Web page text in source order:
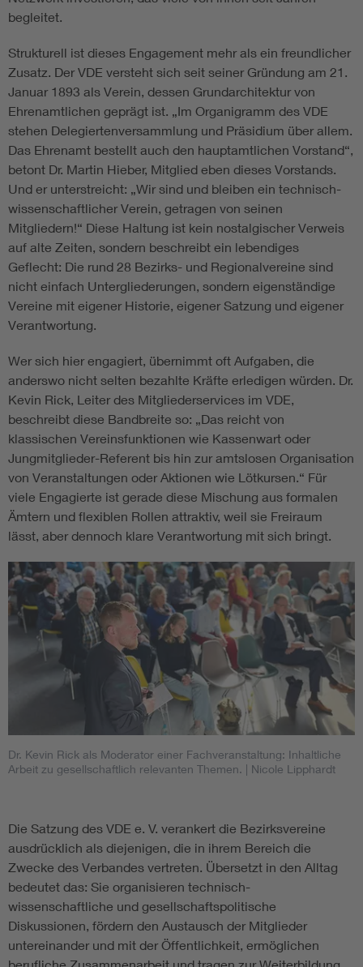
begleitet.
Strukturell ist dieses Engagement mehr als ein freundlicher
Zusatz. Der VDE versteht sich seit seiner Gründung am 21.
Januar 1893 als Verein, dessen Grundarchitektur von
Ehrenamtlichen geprägt ist. „Im Organigramm des VDE
stehen Delegiertenversammlung und Präsidium über allem.
Das Ehrenamt bestellt auch den hauptamtlichen Vorstand“,
betont Dr. Martin Hieber, Mitglied eben dieses Vorstands.
Und er unterstreicht: „Wir sind und bleiben ein technisch-
wissenschaftlicher Verein, getragen von seinen
Mitgliedern!“ Diese Haltung ist kein nostalgischer Verweis
auf alte Zeiten, sondern beschreibt ein lebendiges
Geflecht: Die rund 28 Bezirks- und Regionalvereine sind
nicht einfach Untergliederungen, sondern eigenständige
Vereine mit eigener Historie, eigener Satzung und eigener
Verantwortung.
Wer sich hier engagiert, übernimmt oft Aufgaben, die
anderswo nicht selten bezahlte Kräfte erledigen würden. Dr.
Kevin Rick, Leiter des Mitgliederservices im VDE,
beschreibt diese Bandbreite so: „Das reicht von
klassischen Vereinsfunktionen wie Kassenwart oder
Jungmitglieder-Referent bis hin zur amtslosen Organisation
von Veranstaltungen oder Aktionen wie Lötkursen.“ Für
viele Engagierte ist gerade diese Mischung aus formalen
Ämtern und flexiblen Rollen attraktiv, weil sie Freiraum
lässt, aber dennoch klare Verantwortung mit sich bringt.
Dr. Kevin Rick als Moderator einer Fachveranstaltung: Inhaltliche
Arbeit zu gesellschaftlich relevanten Themen. | Nicole Lipphardt
Die Satzung des VDE e. V. verankert die Bezirksvereine
ausdrücklich als diejenigen, die in ihrem Bereich die
Zwecke des Verbandes vertreten. Übersetzt in den Alltag
bedeutet das: Sie organisieren technisch-
wissenschaftliche und gesellschaftspolitische
Diskussionen, fördern den Austausch der Mitglieder
untereinander und mit der Öffentlichkeit, ermöglichen